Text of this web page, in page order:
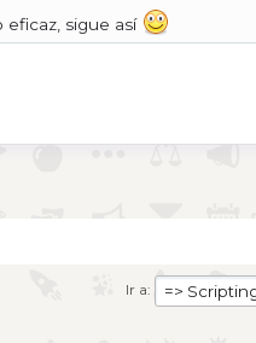
sigue así
Ir a